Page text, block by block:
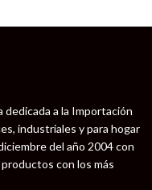
dedicada a la Importación
industriales y para hogar
del año 2004 con
con los más